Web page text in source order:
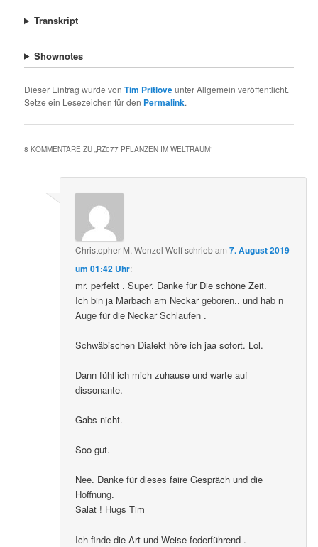
Transkript
Shownotes
Dieser Eintrag wurde vonTim Pritloveunter Allgemein veröffentlicht.
Setze ein Lesezeichen für den Permalink.
8 KOMMENTARE ZU „ RZ077 PFLANZEN IM WELTRAUM“
Christopher M. Wenzel Wolfschriebam7. August 2019
um 01:42 Uhr:
mr. perfekt . Super. Danke für Die schöne Zeit.
Ich bin ja Marbach am Neckar geboren.. und hab n
Auge für die Neckar Schlaufen .
Schwäbischen Dialekt höre ich jaa sofort. Lol.
Dann fühl ich mich zuhause und warte auf
dissonante.
Gabs nicht.
Soo gut.
Nee. Danke für dieses faire Gespräch und die
Hoffnung.
Salat ! Hugs Tim
Ich finde die Art und Weise federführend .